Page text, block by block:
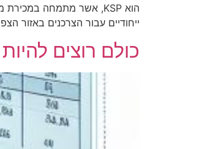
ייחודיים עבור הצרכנים באזור
כולם רוצים